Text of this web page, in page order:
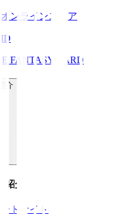
オンラインストア
FANTASY CARD
介
紹介
トサイト